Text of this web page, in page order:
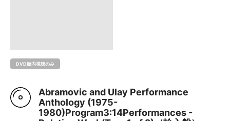
DVD館内視聴のみ
Abramovic and Ulay Performance
Anthology (1975-
1980)Program3:14Performances -